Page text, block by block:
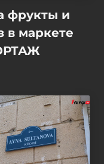
фрукты и
в маркете